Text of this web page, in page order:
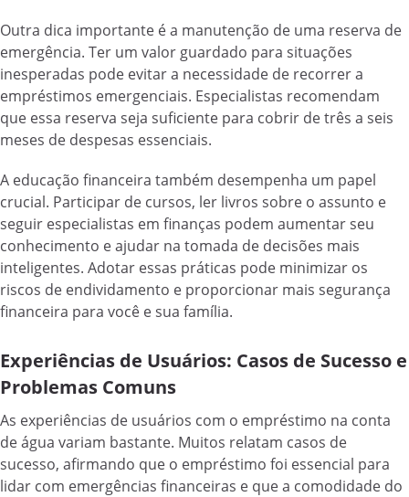
Outra dica importante é a manutenção de uma reserva de
emergência. Ter um valor guardado para situações
inesperadas pode evitar a necessidade de recorrer a
empréstimos emergenciais. Especialistas recomendam
que essa reserva seja suficiente para cobrir de três a seis
meses de despesas essenciais.
A educação financeira também desempenha um papel
crucial. Participar de cursos, ler livros sobre o assunto e
seguir especialistas em finanças podem aumentar seu
conhecimento e ajudar na tomada de decisões mais
inteligentes. Adotar essas práticas pode minimizar os
riscos de endividamento e proporcionar mais segurança
financeira para você e sua família.
Experiências de Usuários: Casos de Sucesso e
Problemas Comuns
As experiências de usuários com o empréstimo na conta
de água variam bastante. Muitos relatam casos de
sucesso, afirmando que o empréstimo foi essencial para
lidar com emergências financeiras e que a comodidade do